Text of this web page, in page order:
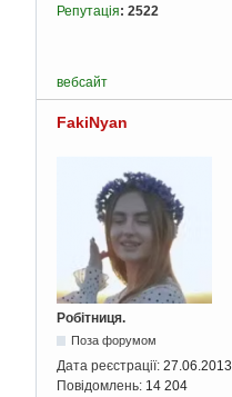
Репутація: 2522
вебсайт
FakiNyan
Робітниця.
Поза форумом
Дата реєстрації: 27.06.2013
Повідомлень: 14 204